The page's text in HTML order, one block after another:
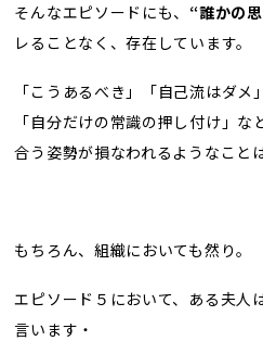
そんなエピソードにも、 “誰かの
レることなく、存在しています。
「こうあるべき」「自己流はダメ
「自分だけの常識の押し付け」
合う姿勢が損なわれるようなこと
もちろん、組織においても然り。
エピソード５において、ある夫人
言います・